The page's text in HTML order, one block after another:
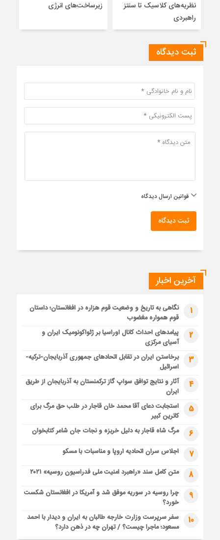
نظریه‌های کلاسیک تا سنتز
راهبردی
زیرساخت‌های انرژی
ثبت دیدگاه
قوانین ارسال دیدگاه
ثبت دیدگاه
آخرین اخبار
1
نگاهی به تاریخ و وضعیت قوم هزاره در افغانستان؛ داستان
قوم همواره مغضوب
2
پیامدهای احداث کانال اوراسیا بر ژئواکونومیک ایران و
آسیای مرکزی
3
برخاستن ایران در تقابل اتحادهای جمهوری آذربایجان-ترکیه-
اسرائیل
4
آثار و نتایج توافق سواپ گاز ترکمنستان به آذربایجان از طریق
ایران
5
استجابت دعای آقا محمد خان قاجار در طلب حق مرگ برای
کاترین کبیر
6 مرگ شاه قاجار به دلیل خربزه و نجات جان شاعر کتابخوان
7 اجلاس سران اتحادیه اروپا و مناسبات با مسکو
8 متن کامل سند «راهبرد امنیت ملی فدراسیون روسیه» ۲۰۲۱
9
چرا روسیه در سوریه موفق شد و آمریکا در افغانستان شکست
خورد؟
10
سفر سرپرست وزارت خارجه طالبان به ایران و دیدار با احمد
مسعود؛ ماجرا چیست؟ / تهران چه در ذهن دارد؟